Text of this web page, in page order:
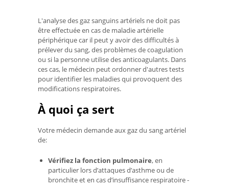
L'analyse des gaz sanguins artériels ne doit pas
être effectuée en cas de maladie artérielle
périphérique car il peut y avoir des difficultés à
prélever du sang, des problèmes de coagulation
ou si la personne utilise des anticoagulants. Dans
ces cas, le médecin peut ordonner d'autres tests
pour identifier les maladies qui provoquent des
modifications respiratoires.
À quoi ça sert
Votre médecin demande aux gaz du sang artériel
de:
Vérifiez la fonction pulmonaire, en
particulier lors d’attaques d’asthme ou de
bronchite et en cas d’insuffisance respiratoire -